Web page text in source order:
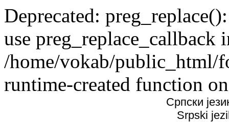
Deprecated:
use preg_replace_callback
/home/vokab/public_html/
runtime-created function
Српски
Srpski